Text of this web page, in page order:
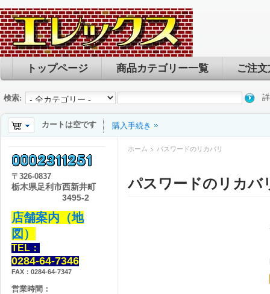
トップページ 商品カテゴリー一覧 ご注文
検索:
カートは空です 購入手続き
ホーム パスワードのリカバリ
パスワードのリカバ
〒 326-0837
栃木県足利市西新井町
3495-2
店舗案内（地
図）
TEL：
0284-64-7346
FAX：0284-64-7347
営業時間：